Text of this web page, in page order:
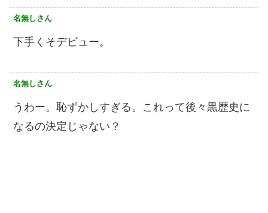
名無しさん
下手くそデビュー。
名無しさん
うわー。恥ずかしすぎる。これって後々黒歴史に
なるの決定じゃない？